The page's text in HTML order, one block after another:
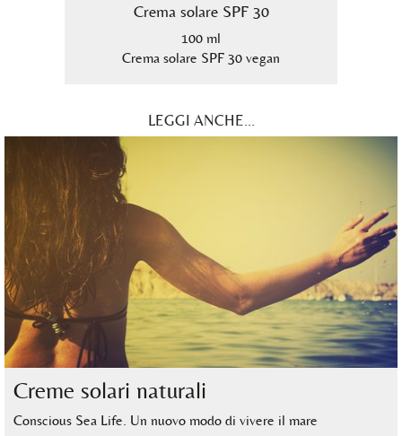
Crema solare SPF 30
100 ml
Crema solare SPF 30 vegan
LEGGI ANCHE...
Creme solari naturali
Conscious Sea Life. Un nuovo modo di vivere il mare